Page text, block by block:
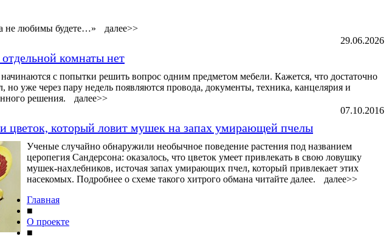
не любимы будете…»
далее>>
29.06.2026
комнаты нет
с попытки решить вопрос одним предметом мебели. Кажется, что достаточно
но уже через пару недель появляются провода, документы, техника, канцелярия и
решения.
далее>>
07.10.2016
цветок, который ловит мушек на запах умирающей пчелы
Ученые случайно обнаружили необычное поведение растения под названием
церопегия Сандерсона: оказалось, что цветок умеет привлекать в свою ловушку
мушек-нахлебников, источая запах умирающих пчел, который привлекает этих
насекомых. Подробнее о схеме такого хитрого обмана читайте далее.
далее>>
Главная
■
О проекте
■